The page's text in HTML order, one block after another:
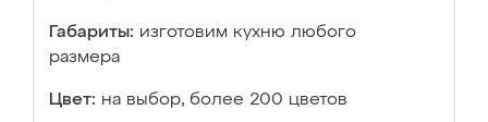
Габариты: изготовим кухню любого
размера
Цвет: на выбор, более 200 цветов